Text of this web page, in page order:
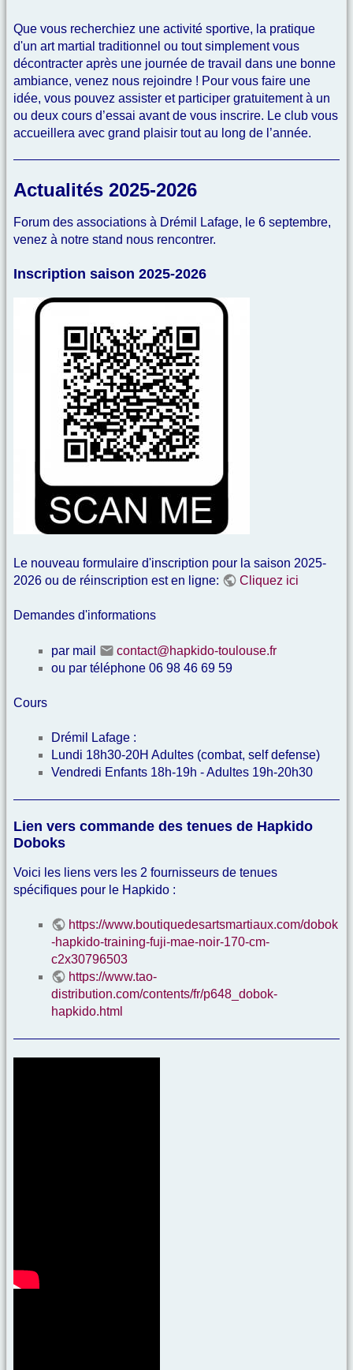
Que vous recherchiez une activité sportive, la pratique
d'un art martial traditionnel ou tout simplement vous
décontracter après une journée de travail dans une bonne
ambiance, venez nous rejoindre ! Pour vous faire une
idée, vous pouvez assister et participer gratuitement à un
ou deux cours d’essai avant de vous inscrire. Le club vous
accueillera avec grand plaisir tout au long de l’année.
Actualités 2025-2026
Forum des associations à Drémil Lafage, le 6 septembre,
venez à notre stand nous rencontrer.
Inscription saison 2025-2026
Le nouveau formulaire d'inscription pour la saison 2025-
2026 ou de réinscription est en ligne:
Cliquez ici
Demandes d'informations
par mail
contact@hapkido-toulouse.fr
ou par téléphone 06 98 46 69 59
Cours
Drémil Lafage :
Lundi 18h30-20H Adultes (combat, self defense)
Vendredi Enfants 18h-19h - Adultes 19h-20h30
Lien vers commande des tenues de Hapkido
Doboks
Voici les liens vers les 2 fournisseurs de tenues
spécifiques pour le Hapkido :
https://www.boutiquedesartsmartiaux.com/dobok
-hapkido-training-fuji-mae-noir-170-cm-
c2x30796503
https://www.tao-
distribution.com/contents/fr/p648_dobok-
hapkido.html